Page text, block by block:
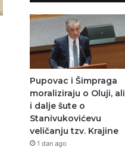
Pupovac i Šimpraga
moraliziraju o Oluji, ali
i dalje šute o
Stanivukovićevu
veličanju tzv. Krajine
1 dan ago